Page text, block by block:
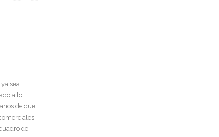
sea
a lo
de que
de